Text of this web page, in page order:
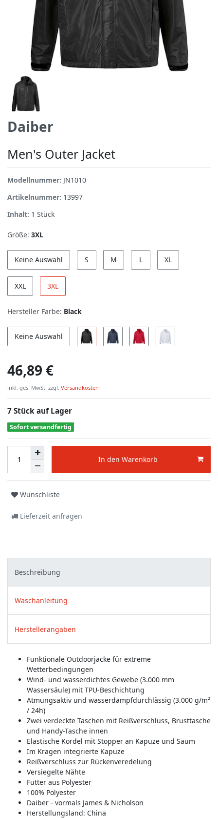
Daiber
Men's Outer Jacket
Modellnummer: JN1010
Artikelnummer: 13997
Inhalt: 1 Stück
Größe: 3XL
Keine Auswahl S M L XL
XXL 3XL
Hersteller Farbe: Black
Keine Auswahl
46,89 €
inkl. ges. MwSt. zzgl. Versandkosten
7 Stück auf Lager
Sofort versandfertig
In den Warenkorb
Wunschliste
Lieferzeit anfragen
Beschreibung
Waschanleitung
Herstellerangaben
Funktionale Outdoorjacke für extreme
Wetterbedingungen
Wind- und wasserdichtes Gewebe (3.000 mm
Wassersäule) mit TPU-Beschichtung
Atmungsaktiv und wasserdampfdurchlässig (3.000 g/m²
/ 24h)
Zwei verdeckte Taschen mit Reißverschluss, Brusttasche
und Handy-Tasche innen
Elastische Kordel mit Stopper an Kapuze und Saum
Im Kragen integrierte Kapuze
Reißverschluss zur Rückenveredelung
Versiegelte Nähte
Futter aus Polyester
100% Polyester
Daiber - vormals James & Nicholson
Herstellungsland: China